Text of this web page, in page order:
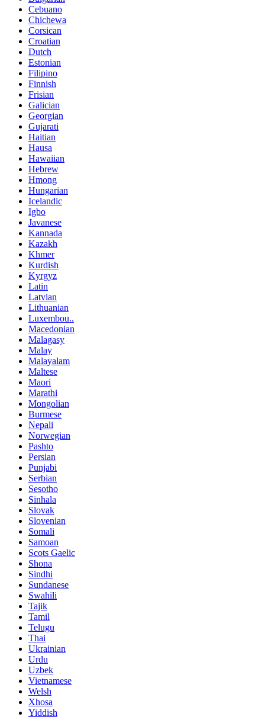
Cebuano
Chichewa
Corsican
Croatian
Dutch
Estonian
Filipino
Finnish
Frisian
Galician
Georgian
Gujarati
Haitian
Hausa
Hawaiian
Hebrew
Hmong
Hungarian
Icelandic
Igbo
Javanese
Kannada
Kazakh
Khmer
Kurdish
Kyrgyz
Latin
Latvian
Lithuanian
Luxembou..
Macedonian
Malagasy
Malay
Malayalam
Maltese
Maori
Marathi
Mongolian
Burmese
Nepali
Norwegian
Pashto
Persian
Punjabi
Serbian
Sesotho
Sinhala
Slovak
Slovenian
Somali
Samoan
Scots Gaelic
Shona
Sindhi
Sundanese
Swahili
Tajik
Tamil
Telugu
Thai
Ukrainian
Urdu
Uzbek
Vietnamese
Welsh
Xhosa
Yiddish